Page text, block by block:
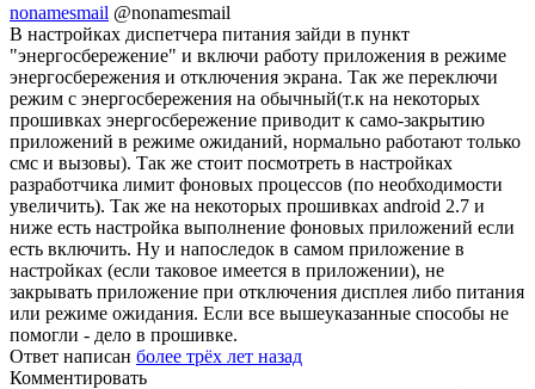
nonamesmail @nonamesmail
В настройках диспетчера питания зайди в пункт
"энергосбережение" и включи работу приложения в режиме
энергосбережения и отключения экрана. Так же переключи
режим с энергосбережения на обычный(т.к на некоторых
прошивках энергосбережение приводит к само-закрытию
приложений в режиме ожиданий, нормально работают только
смс и вызовы). Так же стоит посмотреть в настройках
разработчика лимит фоновых процессов (по необходимости
увеличить). Так же на некоторых прошивках android 2.7 и
ниже есть настройка выполнение фоновых приложений если
есть включить. Ну и напоследок в самом приложение в
настройках (если таковое имеется в приложении), не
закрывать приложение при отключения дисплея либо питания
или режиме ожидания. Если все вышеуказанные способы не
помогли - дело в прошивке.
Ответ написан более трёх лет назад
Комментировать